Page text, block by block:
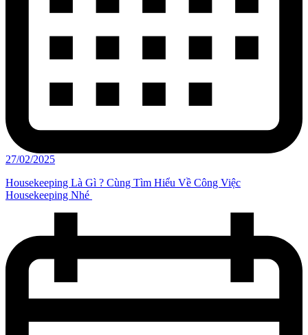
27/02/2025
Housekeeping Là Gì ? Cùng Tìm Hiểu Về Công Việc
Housekeeping Nhé